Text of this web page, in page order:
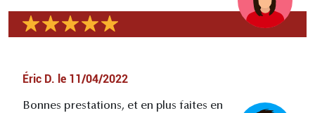
Éric D. le 11/04/2022
Bonnes prestations, et en plus faites en